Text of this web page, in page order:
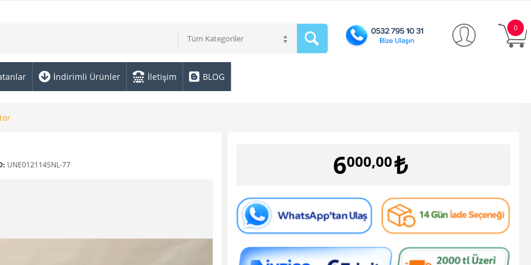
Tüm Kategoriler
0
İndirimli Ürünler İletişim BLOG
UNE012114SNL-77 6000,00₺